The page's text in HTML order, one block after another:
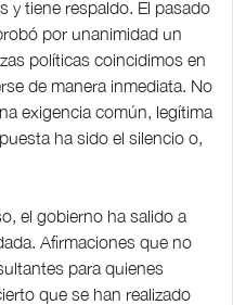
y tiene respaldo. El pasado
por unanimidad un
políticas coincidimos en
de manera inmediata. No
exigencia común, legítima
ha sido el silencio o,
el gobierno ha salido a
Afirmaciones que no
para quienes
que se han realizado